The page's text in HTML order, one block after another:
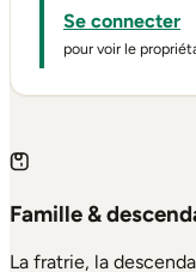
Se connecter
pour voir le
Famille &
La fratrie, la